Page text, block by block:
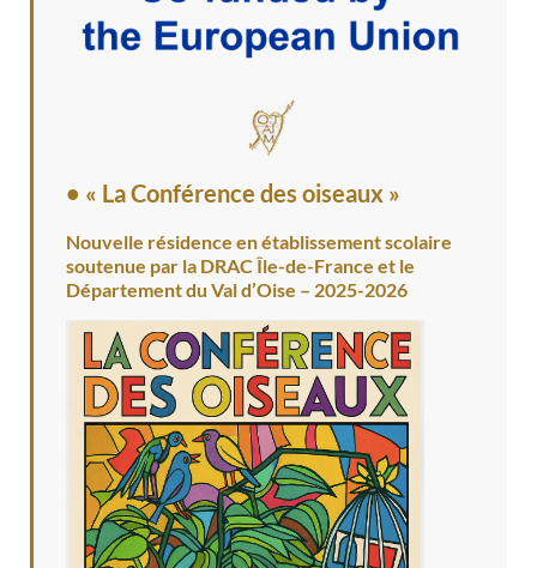
• « La Conférence des oiseaux »
Nouvelle résidence en établissement scolaire
soutenue par la DRAC Île-de-France et le
Département du Val d’Oise – 2025-2026